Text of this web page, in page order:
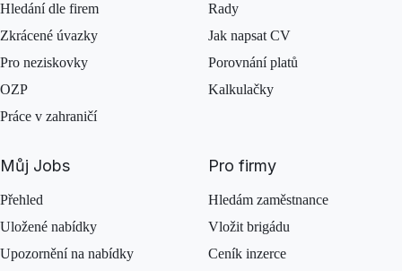
Hledání dle firem
Zkrácené úvazky
Pro neziskovky
OZP
Práce v zahraničí
Rady
Jak napsat CV
Porovnání platů
Kalkulačky
Můj Jobs
Přehled
Uložené nabídky
Upozornění na nabídky
Pro firmy
Hledám zaměstnance
Vložit brigádu
Ceník inzerce